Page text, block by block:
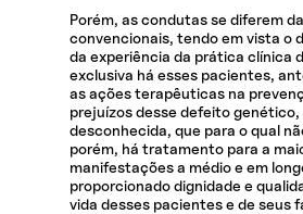
Porém, as condutas se diferem
convencionais, tendo em vista o
da experiência da prática clínica
exclusiva há esses pacientes,
as ações terapêuticas na
prejuízos desse defeito genético,
desconhecida, que para o qual
porém, há tratamento para a
manifestações a médio e em
proporcionado dignidade e
vida desses pacientes e de seus